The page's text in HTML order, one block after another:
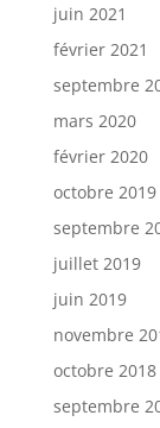
juin 2021
février 2021
septembre
mars 2020
février 2020
octobre 2019
septembre
juillet 2019
juin 2019
novembre
octobre 2018
septembre